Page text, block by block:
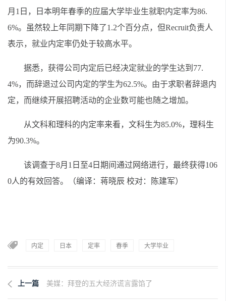
月1日，日本明年春季的应届大学毕业生就职内定率为86.
6%。虽然较上年同期下降了1.2个百分点，但Recruit负责人
表示，就业内定率仍处于较高水平。
据悉，获得公司内定后已经决定就业的学生达到77.
4%，而辞退过公司内定的学生为62.5%。由于求职者辞退内
定，而继续开展招聘活动的企业数可能也随之增加。
从文科和理科的内定率来看，文科生为85.0%，理科生
为90.3%。
该调查于8月1日至4日期间通过网络进行，最终获得106
0人的有效回答。（编译：蒋晓辰 校对：陈建军）
内定 日本 定率 春季 大学毕业
上一篇 美媒：拜登的五大经济谎言露馅了